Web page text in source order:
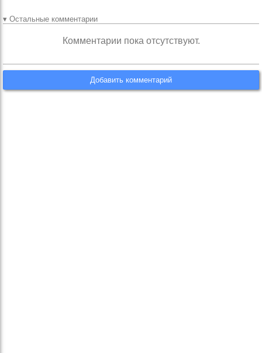
▾ Остальные комментарии
Комментарии пока отсутствуют.
Добавить комментарий